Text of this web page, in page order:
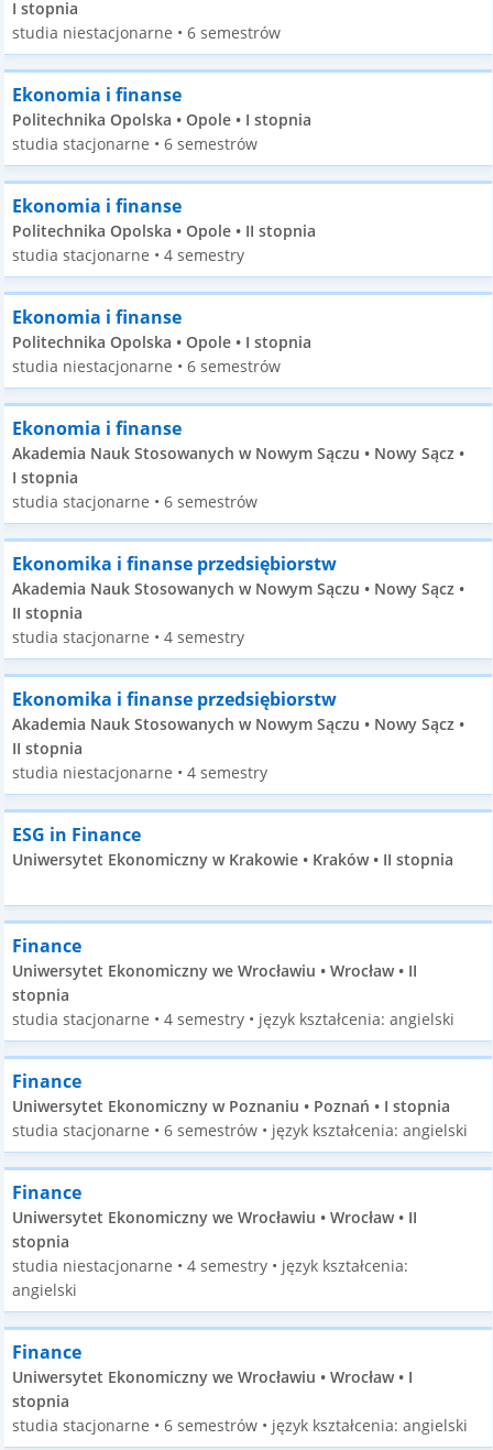
I stopnia
studia niestacjonarne • 6 semestrów
Ekonomia i finanse
Politechnika Opolska • Opole • I stopnia
studia stacjonarne • 6 semestrów
Ekonomia i finanse
Politechnika Opolska • Opole • II stopnia
studia stacjonarne • 4 semestry
Ekonomia i finanse
Politechnika Opolska • Opole • I stopnia
studia niestacjonarne • 6 semestrów
Ekonomia i finanse
Akademia Nauk Stosowanych w Nowym Sączu • Nowy Sącz •
I stopnia
studia stacjonarne • 6 semestrów
Ekonomika i finanse przedsiębiorstw
Akademia Nauk Stosowanych w Nowym Sączu • Nowy Sącz •
II stopnia
studia stacjonarne • 4 semestry
Ekonomika i finanse przedsiębiorstw
Akademia Nauk Stosowanych w Nowym Sączu • Nowy Sącz •
II stopnia
studia niestacjonarne • 4 semestry
ESG in Finance
Uniwersytet Ekonomiczny w Krakowie • Kraków • II stopnia
Finance
Uniwersytet Ekonomiczny we Wrocławiu • Wrocław • II
stopnia
studia stacjonarne • 4 semestry • język kształcenia: angielski
Finance
Uniwersytet Ekonomiczny w Poznaniu • Poznań • I stopnia
studia stacjonarne • 6 semestrów • język kształcenia: angielski
Finance
Uniwersytet Ekonomiczny we Wrocławiu • Wrocław • II
stopnia
studia niestacjonarne • 4 semestry • język kształcenia:
angielski
Finance
Uniwersytet Ekonomiczny we Wrocławiu • Wrocław • I
stopnia
studia stacjonarne • 6 semestrów • język kształcenia: angielski